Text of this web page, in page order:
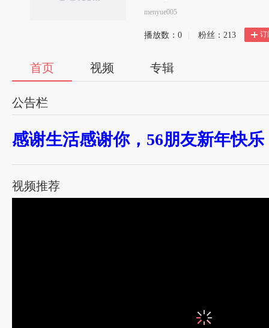
menyue005
播放数： 0 粉丝： 213 订
首页 视频 专辑
公告栏
感谢生活感谢你，56朋友新年快乐
视频推荐